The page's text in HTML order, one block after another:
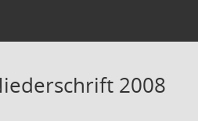
2008